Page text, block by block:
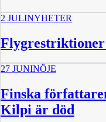
2 JULINYHETER
27 JUNINÖJE
Finska
Kilpi är död